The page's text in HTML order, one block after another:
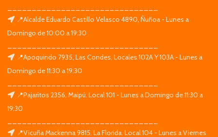
📍Alcalde Eduardo Castillo Velasco 4890, Ñuñoa - Lunes a
Domingo de 10:00 a 19:30
📍Apoquindo 7935, Las Condes. Locales 102A Y 103A - Lunes a
Domingo de 11:30 a 19:30
📍Pajaritos 2356, Maipú. Local 101 - Lunes a Domingo de 11:30 a
19:30
📍Vicuña Mackenna 9815, La Florida. Local 104 - Lunes a Viernes